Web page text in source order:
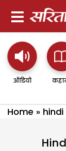
ऑडियो
Home »